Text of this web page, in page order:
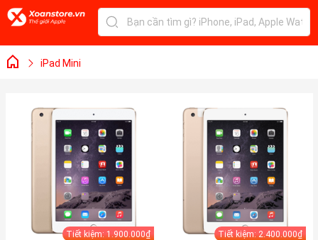
iPad Mini
Tiết kiệm: 1.900.000₫ Tiết kiệm: 2.400.000₫